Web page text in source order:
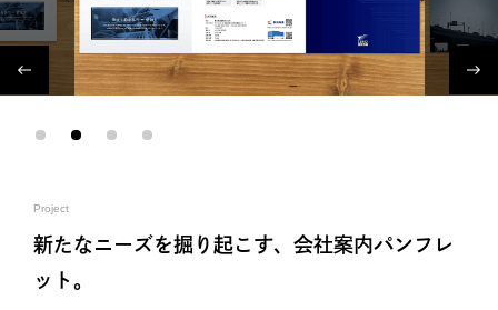
Project
新たなニーズを掘り起こす、会社案内パンフレ
ット。